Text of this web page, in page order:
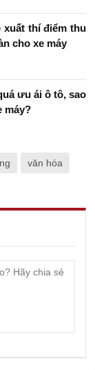
xuất thí điểm thu
cho xe máy
ưu ái ô tô, sao
máy?
văn hóa